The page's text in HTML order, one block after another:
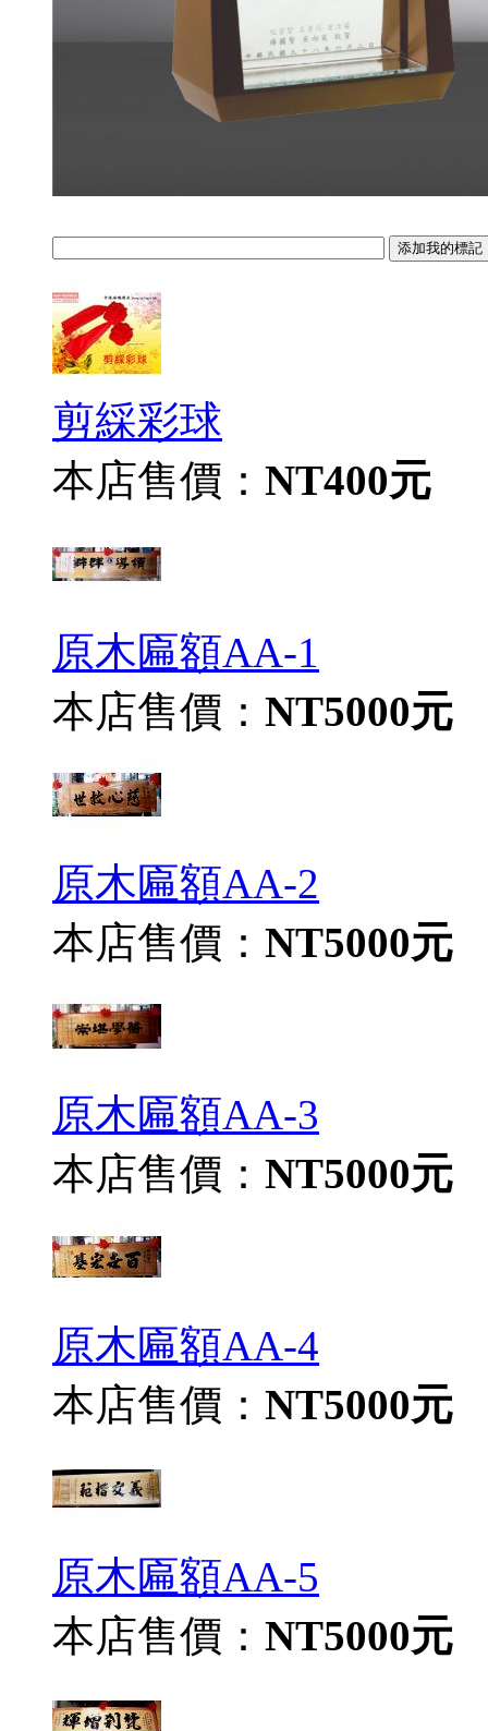
剪綵彩球
本店售價： NT400元
原木匾額AA-1
本店售價： NT5000元
原木匾額AA-2
本店售價： NT5000元
原木匾額AA-3
本店售價： NT5000元
原木匾額AA-4
本店售價： NT5000元
原木匾額AA-5
本店售價： NT5000元